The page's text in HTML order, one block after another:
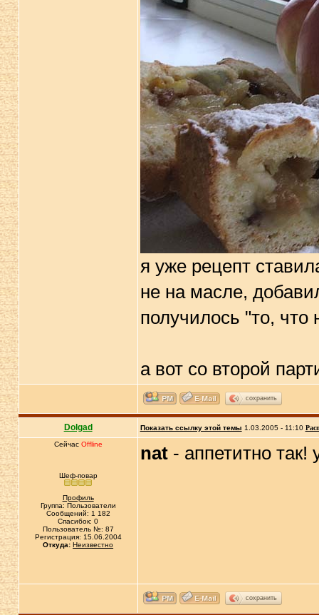
я уже рецепт
не на масле,
получилось "то, что
а вот со второй
сохранить
Dolgad Показать ссылку этой темы 1.03.2005 - 11:10
Сейчас Offline
Шеф-повар
Профиль
Группа: Пользователи
Сообщений: 1 182
Спасибок: 0
Пользователь №: 87
Регистрация: 15.06.2004
Откуда: Неизвестно
nat- аппетитно так!
сохранить